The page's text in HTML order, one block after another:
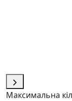
Максимальна